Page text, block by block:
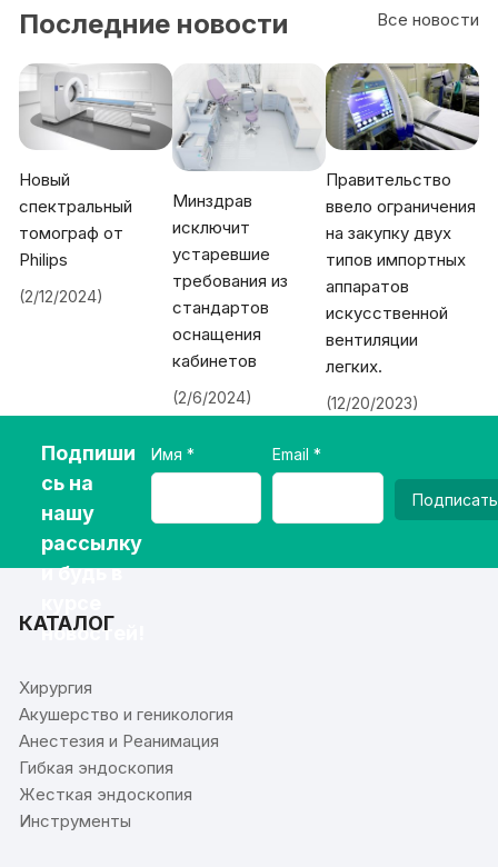
Все новости
Последние новости
Новый
спектральный
томограф от
Philips
(2/12/2024)
Минздрав
исключит
устаревшие
требования из
стандартов
оснащения
кабинетов
(2/6/2024)
Правительство
ввело ограничения
на закупку двух
типов импортных
аппаратов
искусственной
вентиляции
легких.
(12/20/2023)
Подпиши
сь на
нашу
рассылку
и будь в
новостей!
Имя Email
КАТАЛОГ
Хирургия
Акушерство и геникология
Анестезия и Реанимация
Гибкая эндоскопия
Жесткая эндоскопия
Инструменты